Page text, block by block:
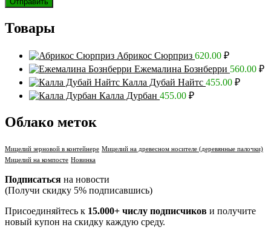
Товары
Абрикос Сюрприз 620.00 ₽
Ежемалина Бознберри 560.00 ₽
Калла Дубай Найтс 455.00 ₽
Калла Дурбан 455.00 ₽
Облако меток
Мицелий зерновой в контейнере Мицелий на древесном носителе (деревянные палочки)
Мицелий на компосте Новинка
Подписаться на новости
(Получи скидку 5% подписавшись)
Присоединяйтесь к 15.000+ числу подписчиков и получите
новый купон на скидку каждую среду.